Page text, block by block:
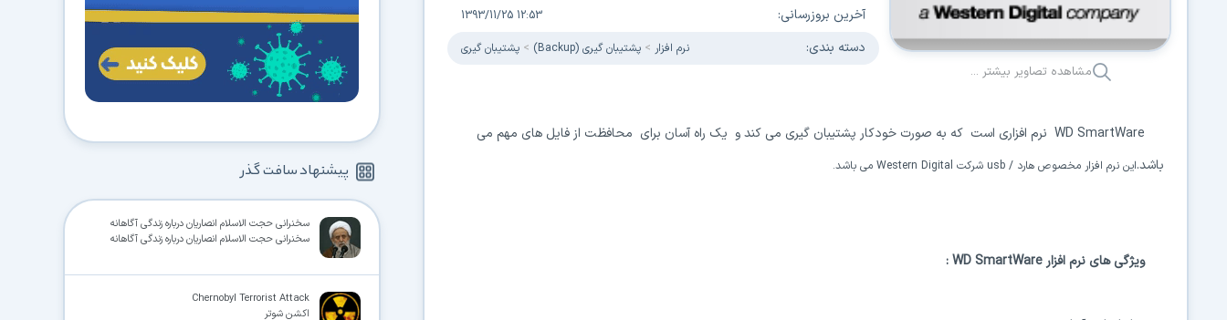
مشاهده تصاویر بیشتر ...
آخرین بروزرسانی: 1393/11/25 12:53
دسته بندی: نرم افزار پشتیبان گیری (Backup) پشتیبان گیری
WD SmartWare نرم افزاری است که به صورت خودکار پشتیبان گیری می کند و یک راه آسان برای محافظت از فایل های مهم می
باشد.اين نرم افزار مخصوص هارد / usb شرکت Western Digital می باشد.
ويژگی های نرم افزار WD SmartWare :
پیشنهاد سافت گذر
سخنرانی حجت الاسلام انصاریان درباره زندگی آگاهانه
سخنرانی حجت الاسلام انصاریان درباره زندگی آگاهانه
Chernobyl Terrorist Attack
اکشن شوتر